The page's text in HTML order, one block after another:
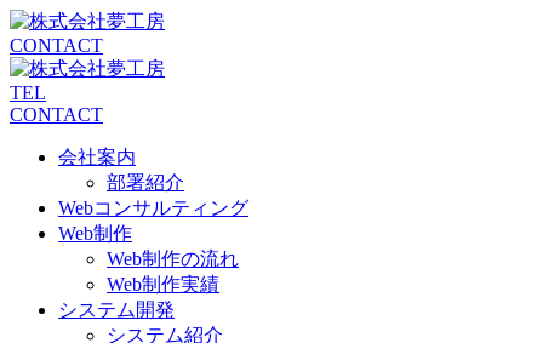
CONTACT
TEL
CONTACT
会社案内
部署紹介
Webコンサルティング
Web制作
Web制作の流れ
Web制作実績
システム開発
システム紹介